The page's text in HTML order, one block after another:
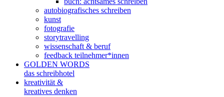
autobiografisches schreiben
kunst
fotografie
storytravelling
wissenschaft & beruf
feedback teilnehmer*innen
GOLDEN WORDS
das schreibhotel
kreativität &
kreatives denken